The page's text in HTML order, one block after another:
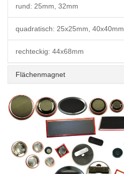
rund: 25mm, 32mm
quadratisch: 25x25mm, 40x40mm
rechteckig: 44x68mm
Flächenmagnet